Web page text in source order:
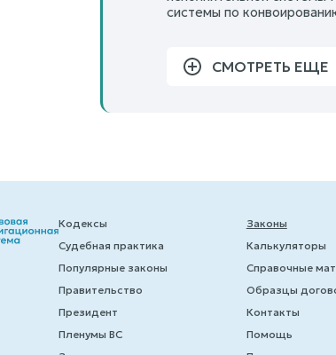
системы по
СМОТРЕТЬ ЕЩЕ
Кодексы
Судебная практика
Популярные законы
Правительство
Президент
Пленумы ВС
Законы
Калькуляторы
Справочные
Образцы
Контакты
Помощь